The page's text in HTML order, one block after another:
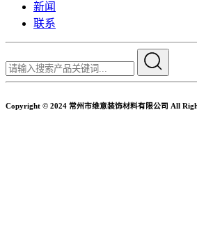
新闻
联系
Copyright © 2024 常州市维意装饰材料有限公司 All